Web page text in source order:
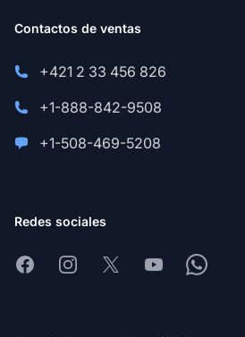
Contactos de ventas
+421 2 33 456 826
+1-888-842-9508
+1-508-469-5208
Redes sociales
FacebookInstagram
X YoutubeWhatsapp